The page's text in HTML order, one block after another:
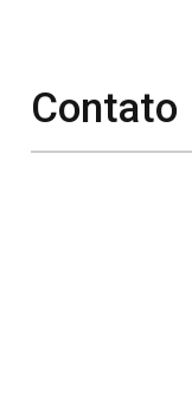
Contato